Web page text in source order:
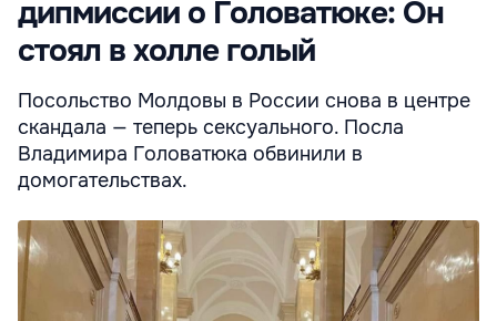
дипмиссии о Головатюке: Он
стоял в холле голый
Посольство Молдовы в России снова в центре
скандала — теперь сексуального. Посла
Владимира Головатюка обвинили в
домогательствах.